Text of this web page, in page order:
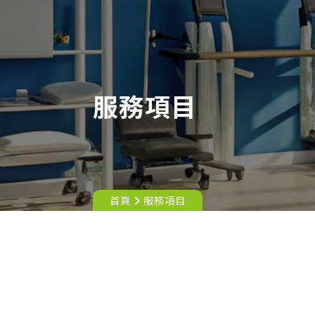
服務項目
首頁 服務項目